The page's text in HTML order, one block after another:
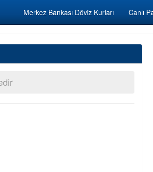
Merkez Bankası Döviz Kurları Canlı